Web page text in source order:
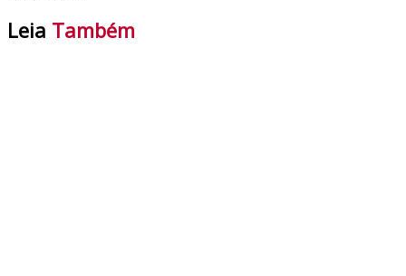
Leia Também